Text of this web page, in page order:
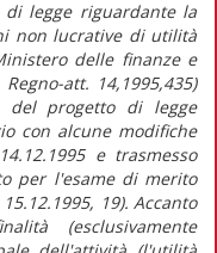
di legge riguardante la
non lucrative di utilità
delle finanze e
att. 14,1995,435)
progetto di legge
con alcune modifiche
e trasmesso
per l'esame di merito
19). Accanto
(esclusivamente